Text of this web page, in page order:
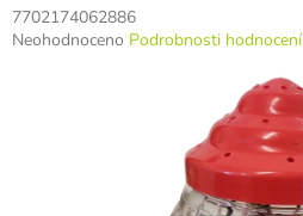
7702174062886
Průměrné
Neohodnoceno Podrobnosti hodnocení